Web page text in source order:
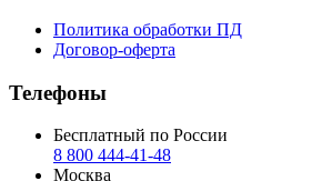
Политика обработки ПД
Договор-оферта
Телефоны
Бесплатный по России
8 800 444‑41‑48
Москва